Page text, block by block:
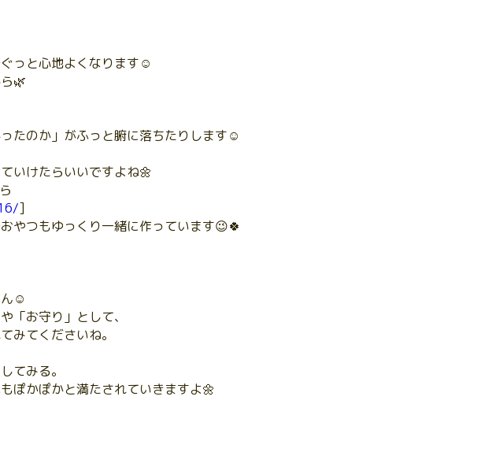
っと心地よくなります☺️
🌿
たのか」がふっと腑に落ちたりします☺️
いけたらいいですよね🌼
]
やつもゆっくり一緒に作っています😉🍀
ん☺️
「お守り」として、
みてくださいね。
てみる。
ぽかぽかと満たされていきますよ🌼